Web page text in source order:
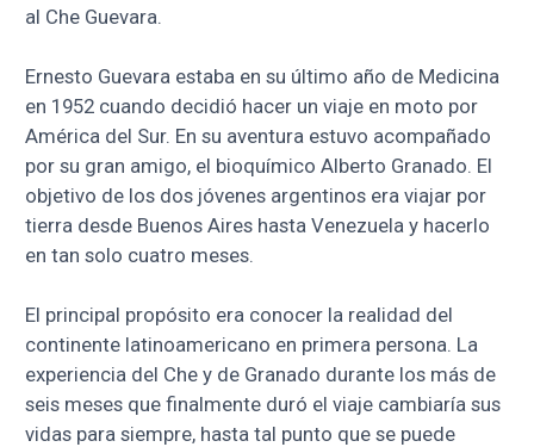
al Che Guevara.
Ernesto Guevara estaba en su último año de Medicina
en 1952 cuando decidió hacer un viaje en moto por
América del Sur. En su aventura estuvo acompañado
por su gran amigo, el bioquímico Alberto Granado. El
objetivo de los dos jóvenes argentinos era viajar por
tierra desde Buenos Aires hasta Venezuela y hacerlo
en tan solo cuatro meses.
El principal propósito era conocer la realidad del
continente latinoamericano en primera persona. La
experiencia del Che y de Granado durante los más de
seis meses que finalmente duró el viaje cambiaría sus
vidas para siempre, hasta tal punto que se puede